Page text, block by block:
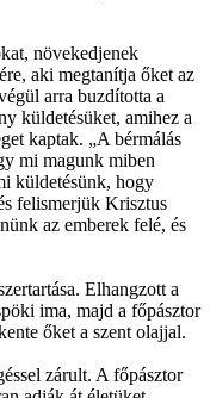
növekedjenek
aki megtanítja őket az
arra buzdította a
küldetésüket, amihez a
kaptak. „A bérmálás
mi magunk miben
küldetésünk, hogy
felismerjük Krisztus
az emberek felé, és
Elhangzott a
ima, majd a főpásztor
őket a szent olajjal.
zárult. A főpásztor